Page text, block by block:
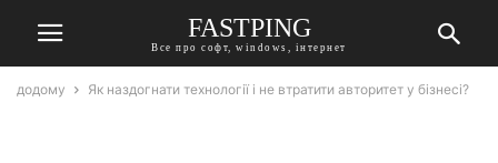
FASTPING
Все про софт, windows, інтернет
додому Як наздогнати технології і не втратити авторитет у бізнесі?